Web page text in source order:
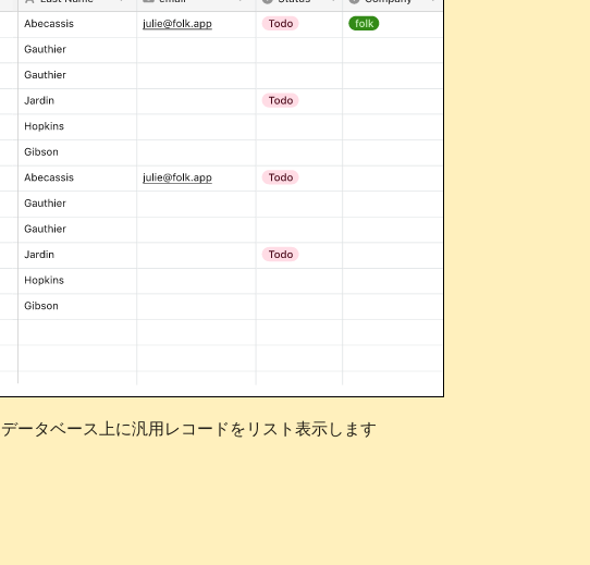
ータベース上に汎用レコードをリスト表示します